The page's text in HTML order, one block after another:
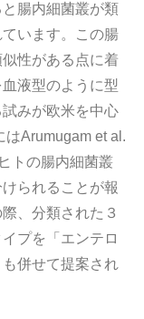
腸内細菌叢が類
います。この腸
性がある点に着
液型のように型
試みが欧米を中心
はArumugam et al.
トの腸内細菌叢
られることが報
、分類された３
プを「エンテロ
併せて提案され